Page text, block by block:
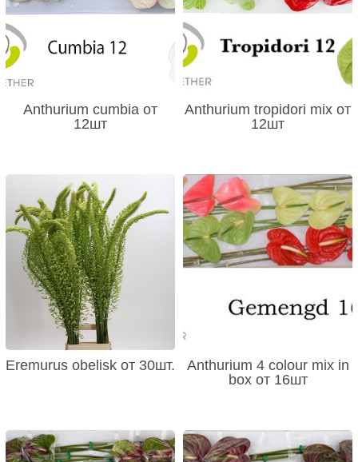
Anthurium cumbia от
12шт
Anthurium tropidori mix от
12шт
Eremurus obelisk от 30шт.
Anthurium 4 colour mix in
box от 16шт